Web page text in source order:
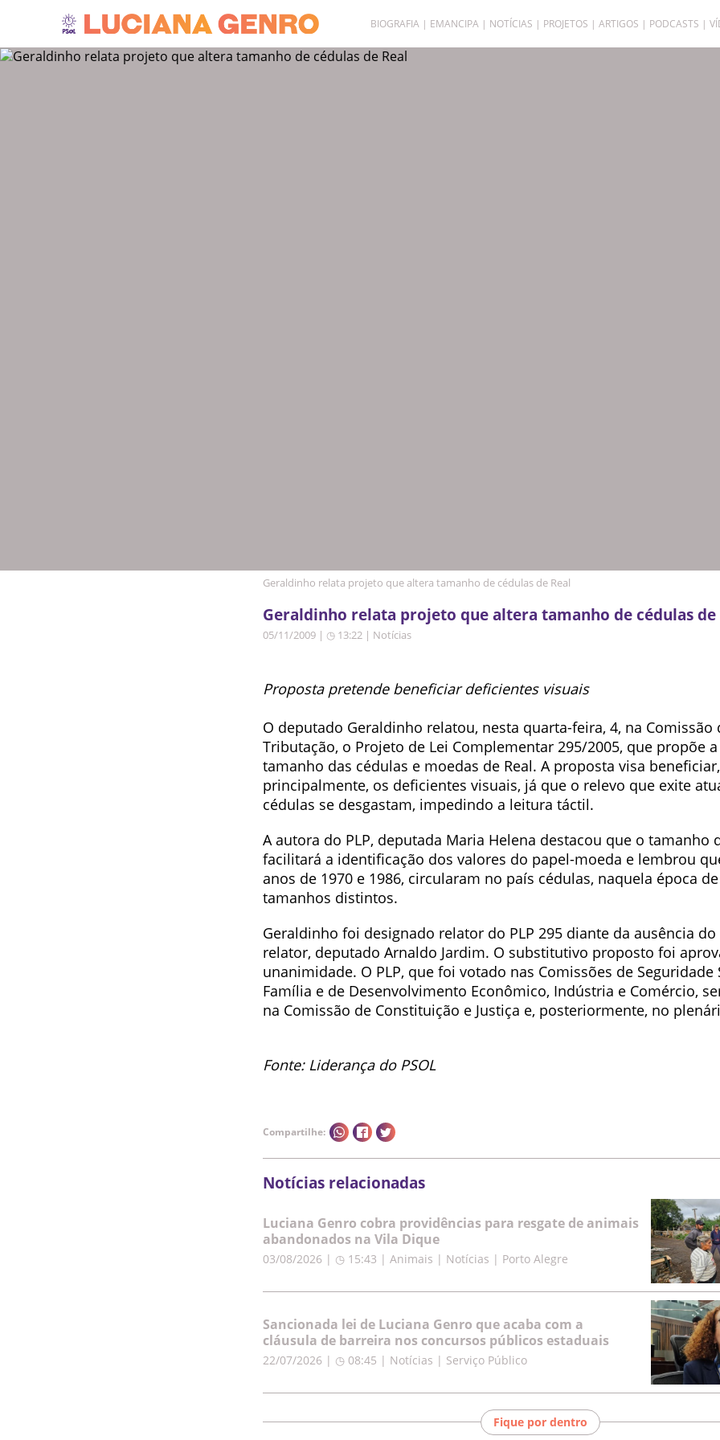
BIOGRAFIA EMANCIPA NOTÍCIAS PROJETOS ARTIGOS PODCASTS
Geraldinho relata projeto que altera tamanho de cédulas de Real
Geraldinho relata projeto que altera tamanho de cédulas de
05/11/2009 | ◷ 13:22 | Notícias
Proposta pretende beneficiar deficientes visuais
O deputado Geraldinho relatou, nesta quarta-feira, 4, na Comissão
Tributação, o Projeto de Lei Complementar 295/2005, que propõe
tamanho das cédulas e moedas de Real. A proposta visa beneficiar,
principalmente, os deficientes visuais, já que o relevo que exite
cédulas se desgastam, impedindo a leitura táctil.
A autora do PLP, deputada Maria Helena destacou que o tamanho
facilitará a identificação dos valores do papel-moeda e lembrou
anos de 1970 e 1986, circularam no país cédulas, naquela época
tamanhos distintos.
Geraldinho foi designado relator do PLP 295 diante da ausência
relator, deputado Arnaldo Jardim. O substitutivo proposto foi
unanimidade. O PLP, que foi votado nas Comissões de Seguridade
Família e de Desenvolvimento Econômico, Indústria e Comércio,
na Comissão de Constituição e Justiça e, posteriormente, no
Fonte: Liderança do PSOL
Compartilhe:
Notícias relacionadas
Luciana Genro cobra providências para resgate de animais
abandonados na Vila Dique
03/08/2026 | ◷ 15:43 | Animais | Notícias | Porto Alegre
Sancionada lei de Luciana Genro que acaba com a
cláusula de barreira nos concursos públicos estaduais
22/07/2026 | ◷ 08:45 | Notícias | Serviço Público
Fique por dentro